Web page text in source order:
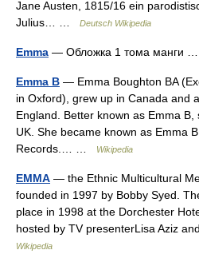
Jane Austen, 1815/16 ein
Julius… …
Deutsch Wikipedia
Emma — Обложка 1 тома манги
Emma B — Emma Boughton BA
in Oxford), grew up in Canada and
England. Better known as Emma
UK. She became known as Emma
Records.… …
Wikipedia
EMMA — the Ethnic Multicultural
founded in 1997 by Bobby Syed.
place in 1998 at the Dorchester
hosted by TV presenterLisa Aziz
Wikipedia